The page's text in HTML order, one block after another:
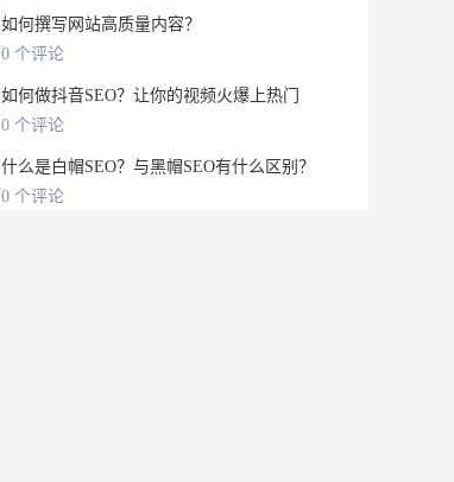
如何撰写网站高质量内容？
0 个评论
如何做抖音SEO？让你的视频火爆上热门
0 个评论
什么是白帽SEO？与黑帽SEO有什么区别？
0 个评论